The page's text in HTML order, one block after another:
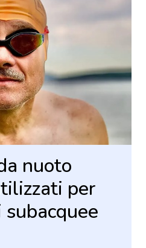
nuoto
per